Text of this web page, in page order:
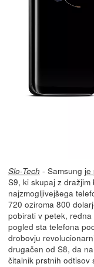
Slo-Tech - Samsung je
S9, ki skupaj z
najzmogljivejšega
720 oziroma 800
pobirati v petek,
pogled sta telefona
drobovju
drugačen od S8, da
čitalnik prstnih odtisov